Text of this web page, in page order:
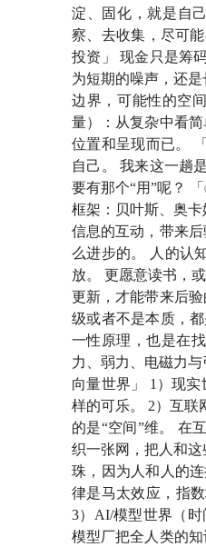
我们聊了 AI 时代的阅
他从理性的尽头走向
人何以自处？
💬 本期嘉宾
李继刚
🪡 时间戳
04:15道也好，真理也
07:46投资：现金只是
19:56我隔一阵子就审视
22:13求真：不为什么
31:12 我们同时活在三
46:45 表达，即存在
淀、固化，就是自
察、去收集，尽可
投资」 现金只是筹
为短期的噪声，还
边界，可能性的空
量）：从复杂中看
位置和呈现而已。
自己。 我来这一趟
要有那个“用”呢？
框架：贝叶斯、奥
信息的互动，带来
么进步的。 人的认
放。 更愿意读书，
更新，才能带来后
级或者不是本质，
一性原理，也是在
力、弱力、电磁力
向量世界」 1）现
样的可乐。 2）互联
的是“空间”维。 在
织一张网，把人和
珠，因为人和人的
律是马太效应，指
3）AI/模型世界（时
模型厂把全人类的